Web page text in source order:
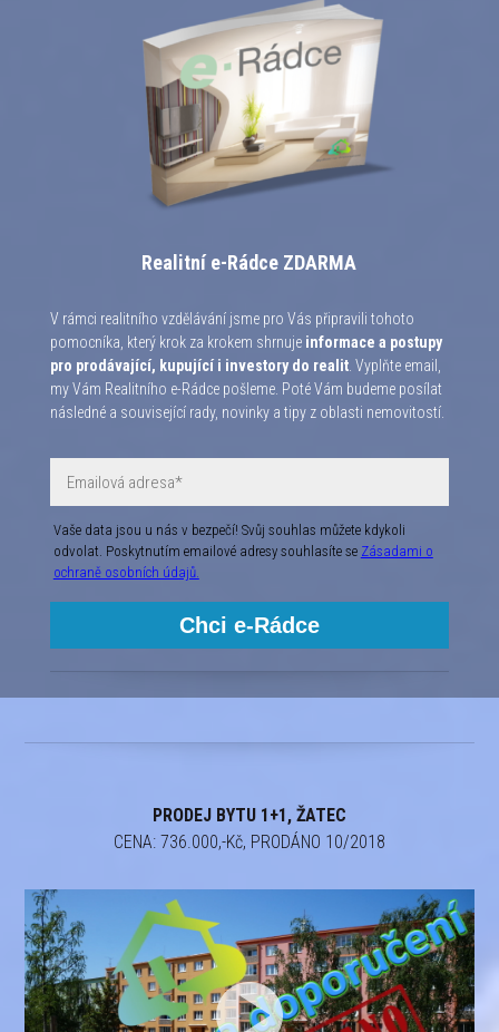
Realitní e-Rádce ZDARMA
V rámci realitního vzdělávání jsme pro Vás připravili tohoto
pomocníka, který krok za krokem shrnuje informace a postupy
pro prodávající, kupující i investory do realit. Vyplňte email,
my Vám Realitního e-Rádce pošleme. Poté Vám budeme posílat
následné a související rady, novinky a tipy z oblasti nemovitostí.
Vaše data jsou u nás v bezpečí! Svůj souhlas můžete kdykoli
odvolat. Poskytnutím emailové adresy souhlasíte se Zásadami o
ochraně osobních údajů.
Chci e-Rádce
PRODEJ BYTU 1+1, ŽATEC
CENA: 736.000,-Kč, PRODÁNO 10/2018